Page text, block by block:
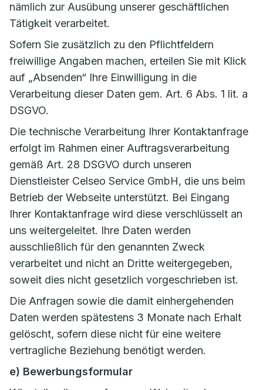
nämlich zur Ausübung unserer geschäftlichen
Tätigkeit verarbeitet.
Sofern Sie zusätzlich zu den Pflichtfeldern
freiwillige Angaben machen, erteilen Sie mit Klick
auf „Absenden“ Ihre Einwilligung in die
Verarbeitung dieser Daten gem. Art. 6 Abs. 1 lit. a
DSGVO.
Die technische Verarbeitung Ihrer Kontaktanfrage
erfolgt im Rahmen einer Auftragsverarbeitung
gemäß Art. 28 DSGVO durch unseren
Dienstleister Celseo Service GmbH, die uns beim
Betrieb der Webseite unterstützt. Bei Eingang
Ihrer Kontaktanfrage wird diese verschlüsselt an
uns weitergeleitet. Ihre Daten werden
ausschließlich für den genannten Zweck
verarbeitet und nicht an Dritte weitergegeben,
soweit dies nicht gesetzlich vorgeschrieben ist.
Die Anfragen sowie die damit einhergehenden
Daten werden spätestens 3 Monate nach Erhalt
gelöscht, sofern diese nicht für eine weitere
vertragliche Beziehung benötigt werden.
e) Bewerbungsformular